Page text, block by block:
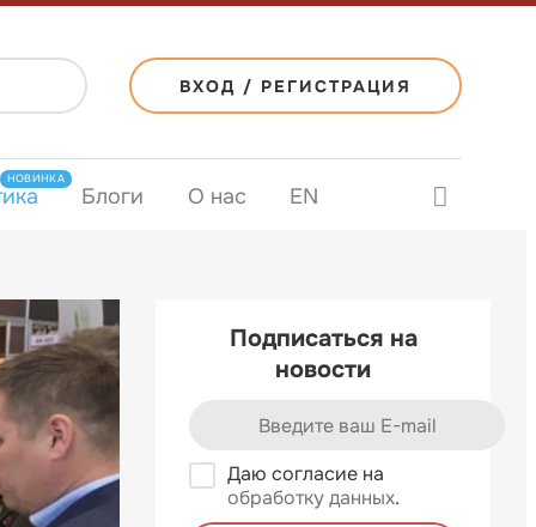
ВХОД / РЕГИСТРАЦИЯ
НОВИНКА
Блоги О нас EN
Подписаться на
новости
Даю согласие на
обработку данных.